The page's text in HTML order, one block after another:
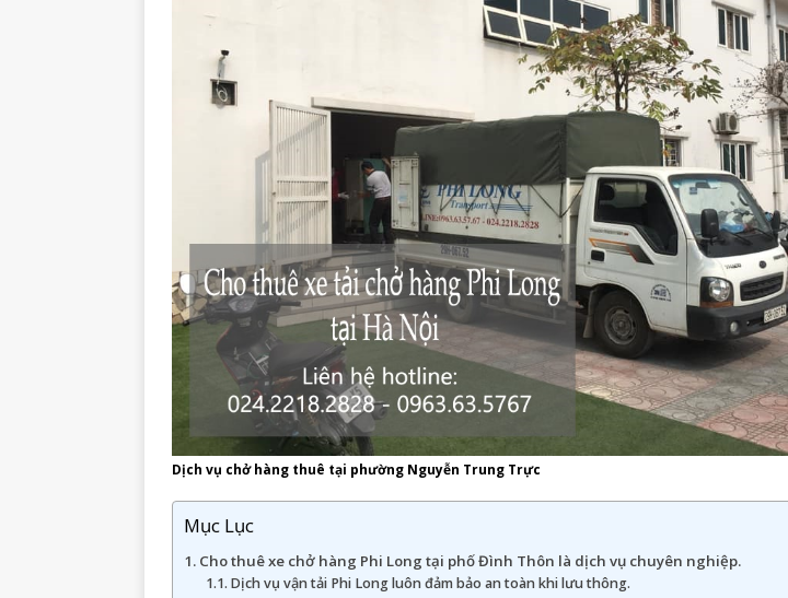
Dịch vụ chở hàng thuê tại phường Nguyễn Trung Trực
Mục Lục
Cho thuê xe chở hàng Phi Long tại phố Đình Thôn là dịch vụ chuyên nghiệp.
Dịch vụ vận tải Phi Long luôn đảm bảo an toàn khi lưu thông.